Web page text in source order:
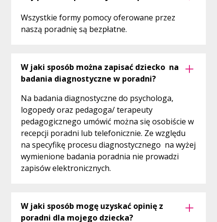
Wszystkie formy pomocy oferowane przez
naszą poradnię są bezpłatne.
W jaki sposób można zapisać dziecko na
badania diagnostyczne w poradni?
Na badania diagnostyczne do psychologa,
logopedy oraz pedagoga/ terapeuty
pedagogicznego umówić można się osobiście w
recepcji poradni lub telefonicznie. Ze względu
na specyfikę procesu diagnostycznego na wyżej
wymienione badania poradnia nie prowadzi
zapisów elektronicznych.
W jaki sposób mogę uzyskać opinię z
poradni dla mojego dziecka?